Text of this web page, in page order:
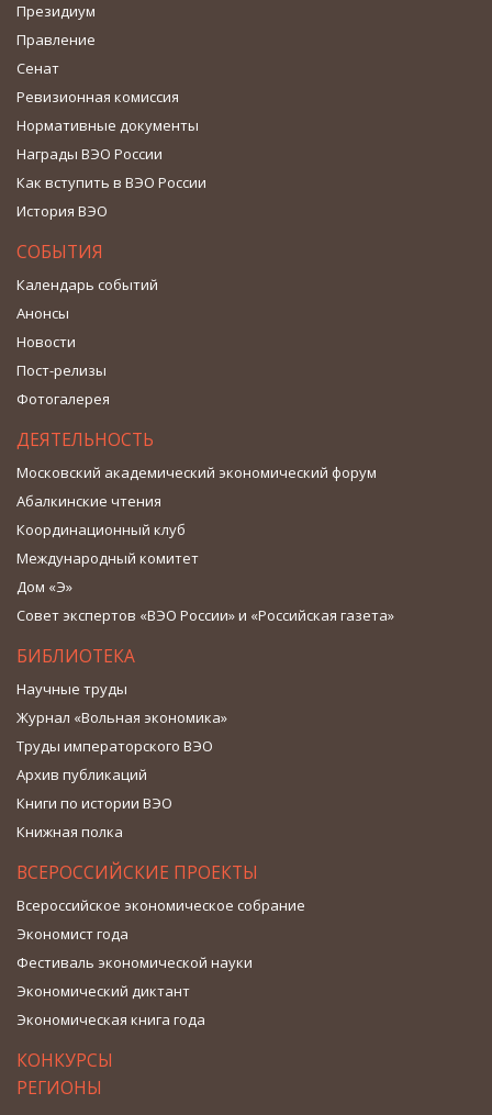
Президиум
Правление
Сенат
Ревизионная комиссия
Нормативные документы
Награды ВЭО России
Как вступить в ВЭО России
История ВЭО
СОБЫТИЯ
Календарь событий
Анонсы
Новости
Пост-релизы
Фотогалерея
ДЕЯТЕЛЬНОСТЬ
Московский академический экономический форум
Абалкинские чтения
Координационный клуб
Международный комитет
Дом «Э»
Совет экспертов «ВЭО России» и «Российская газета»
БИБЛИОТЕКА
Научные труды
Журнал «Вольная экономика»
Труды императорского ВЭО
Архив публикаций
Книги по истории ВЭО
Книжная полка
ВСЕРОССИЙСКИЕ ПРОЕКТЫ
Всероссийское экономическое собрание
Экономист года
Фестиваль экономической науки
Экономический диктант
Экономическая книга года
КОНКУРСЫ
РЕГИОНЫ